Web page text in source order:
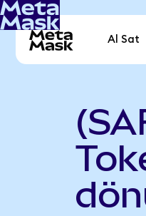
Al Sat